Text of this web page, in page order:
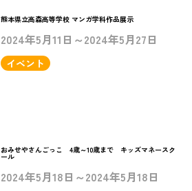
熊本県立高森高等学校 マンガ学科作品展示
2024年5月11日～2024年5月27日
イベント
おみせやさんごっこ 4歳～10歳まで キッズマネースク
ール
2024年5月18日～2024年5月18日